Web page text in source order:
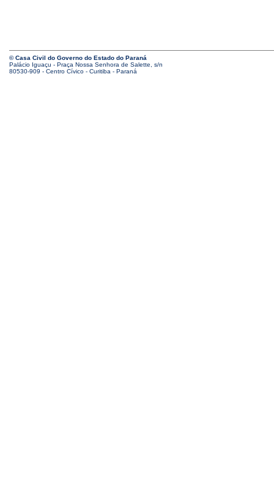
© Casa Civil do Governo do Estado do Paraná
Palácio Iguaçu - Praça Nossa Senhora de Salette, s/n
80530-909 - Centro Cívico - Curitiba - Paraná